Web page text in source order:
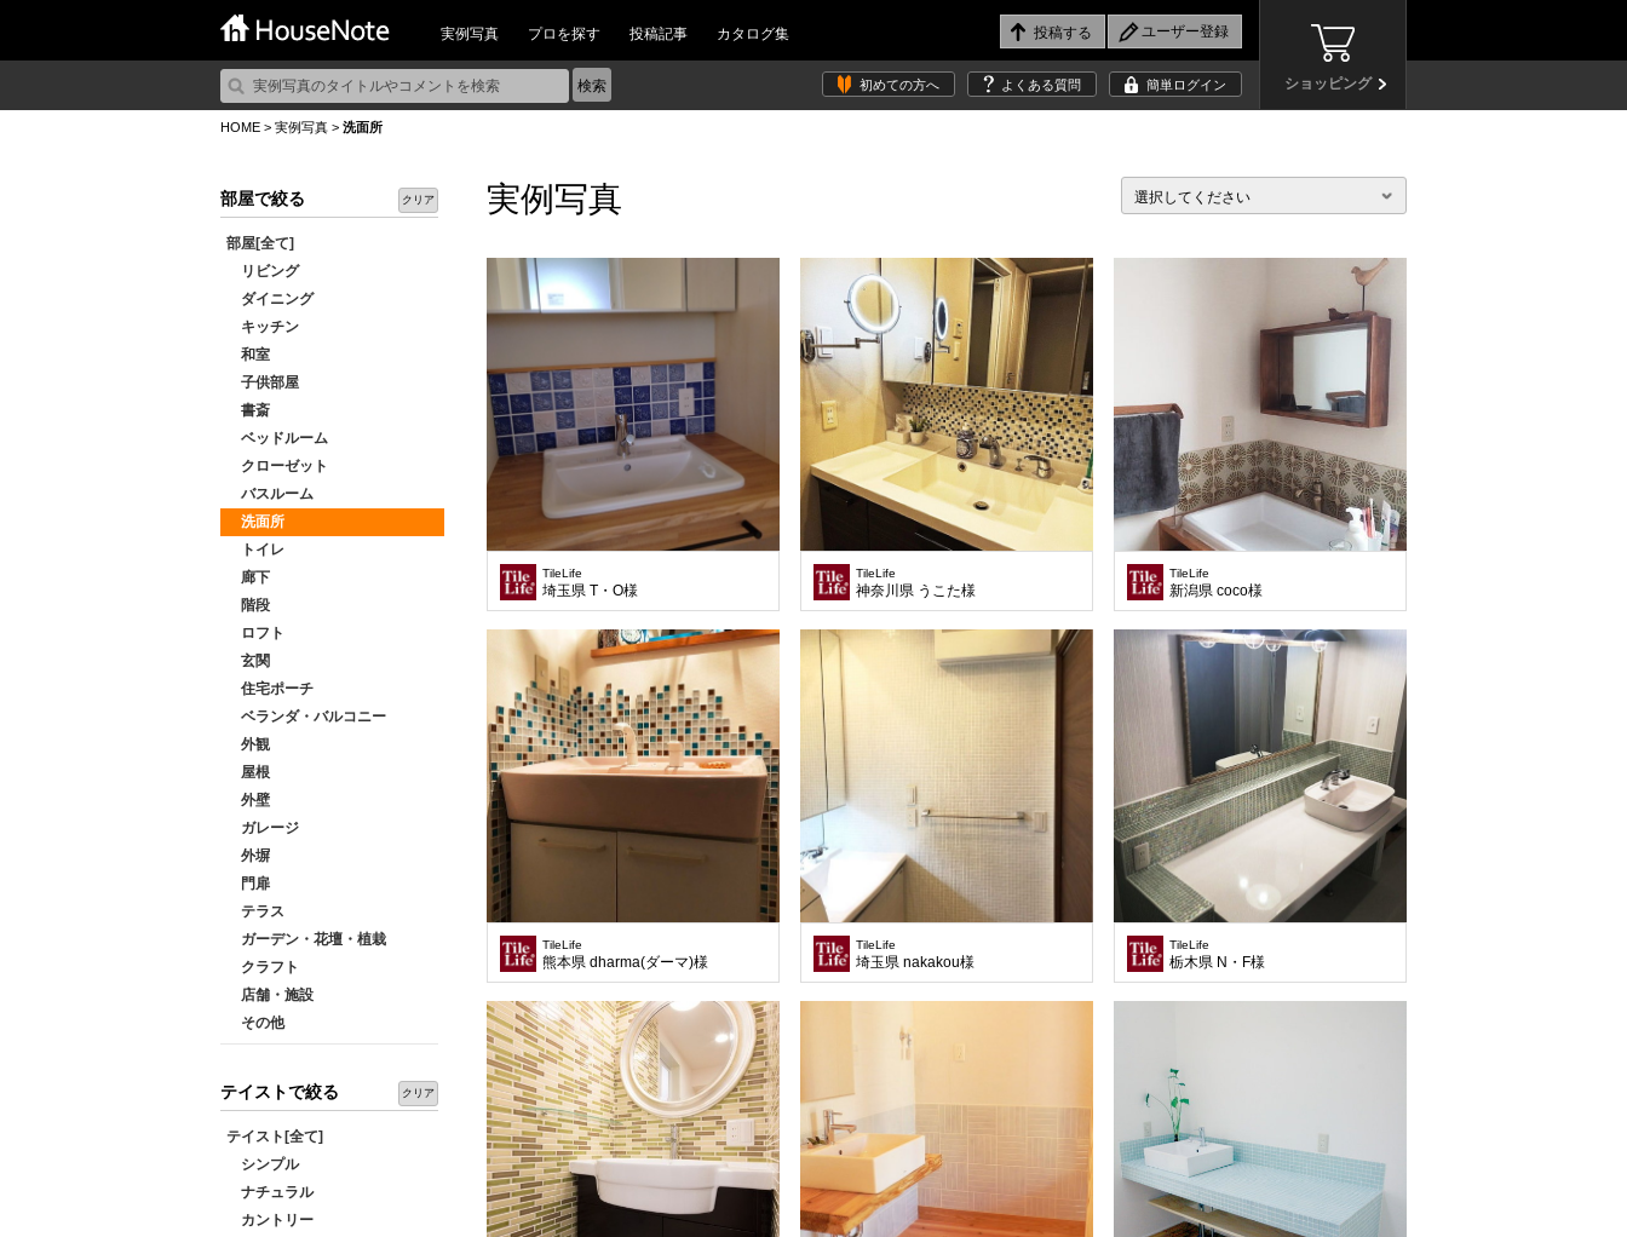
実例写真 プロを探す 投稿記事 カタログ集
ショッピング
初めての方へ よくある質問 簡単ログイン
HOME > 実例写真 > 洗面所
部屋で絞る クリア
部屋[全て]
リビング
ダイニング
キッチン
和室
子供部屋
書斎
ベッドルーム
クローゼット
バスルーム
洗面所
トイレ
廊下
階段
ロフト
玄関
住宅ポーチ
ベランダ・バルコニー
外観
屋根
外壁
ガレージ
外塀
門扉
テラス
ガーデン・花壇・植栽
クラフト
店舗・施設
その他
テイストで絞る クリア
テイスト[全て]
シンプル
ナチュラル
カントリー
実例写真 選択してください
TileLife
埼玉県 T・O様
TileLife
神奈川県 うこた様
TileLife
新潟県 coco様
TileLife
熊本県 dharma(ダーマ)様
TileLife
埼玉県 nakakou様
TileLife
栃木県 N・F様